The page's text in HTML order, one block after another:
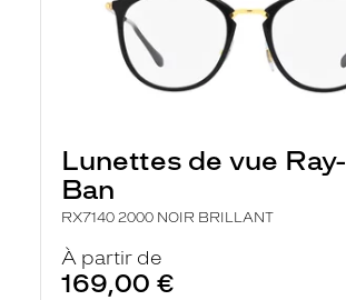
Lunettes de vue Ray-
Ban
RX7140 2000 NOIR BRILLANT
À partir de
169,00 €